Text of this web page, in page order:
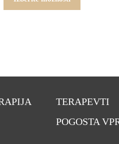
TERAPEVTI
POGOSTA